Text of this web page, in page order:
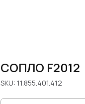
СОПЛО F2012
SKU: 11.855.401.412